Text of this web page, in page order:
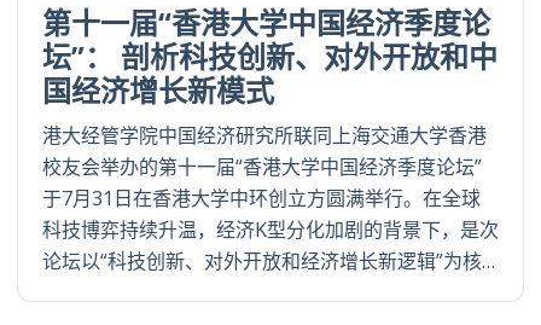
第十一届“香港大学中国经济季度论
坛”： 剖析科技创新、对外开放和中
国经济增长新模式
港大经管学院中国经济研究所联同上海交通大学香港
校友会举办的第十一届“香港大学中国经济季度论坛”
于7月31日在香港大学中环创立方圆满举行。在全球
科技博弈持续升温，经济K型分化加剧的背景下，是次
论坛以“科技创新、对外开放和经济增长新逻辑”为核…